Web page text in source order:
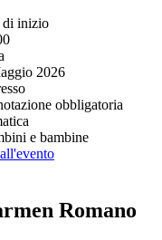
di inizio
2026
obbligatoria
e bambine
Romano